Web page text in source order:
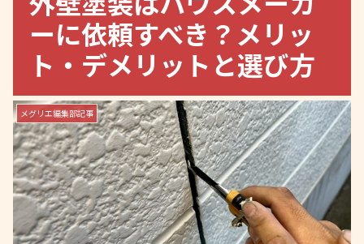
ーに依頼すべき？メリッ
ト・デメリットと選び方
メグリエ編集部記事